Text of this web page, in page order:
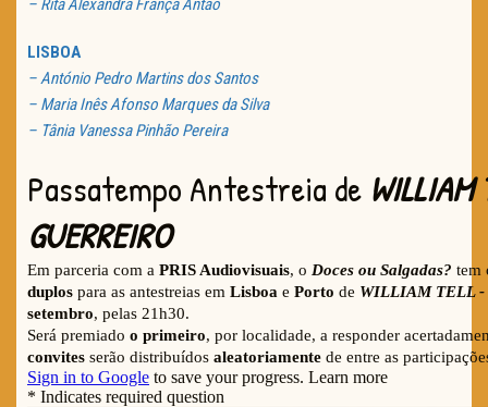
– Rita Alexandra França Antão
LISBOA
– António Pedro Martins dos Santos
– Maria Inês Afonso Marques da Silva
– Tânia Vanessa Pinhão Pereira